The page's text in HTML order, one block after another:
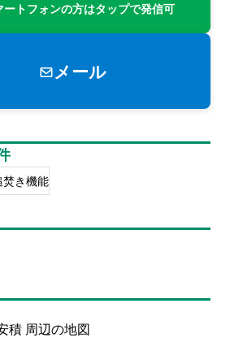
トフォンの方はタップで発信可
メール
焚き機能
積 周辺の地図